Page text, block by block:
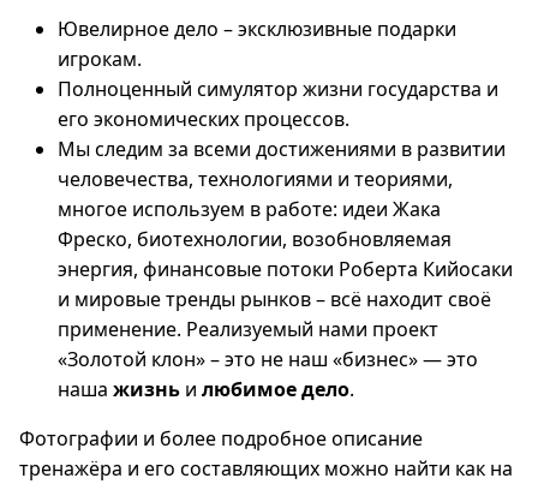
Ювелирное дело – эксклюзивные подарки
игрокам.
Полноценный симулятор жизни государства и
его экономических процессов.
Мы следим за всеми достижениями в развитии
человечества, технологиями и теориями,
многое используем в работе: идеи Жака
Фреско, биотехнологии, возобновляемая
энергия, финансовые потоки Роберта Кийосаки
и мировые тренды рынков – всё находит своё
применение. Реализуемый нами проект
«Золотой клон» – это не наш «бизнес» — это
наша жизнь и любимое дело.
Фотографии и более подробное описание
тренажёра и его составляющих можно найти как на